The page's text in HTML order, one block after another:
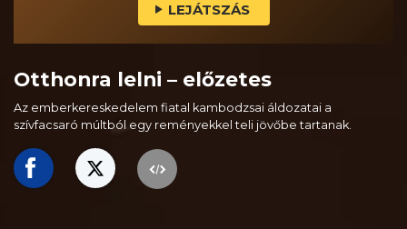
LEJÁTSZÁS
Otthonra lelni – előzetes
Az emberkereskedelem fiatal kambodzsai áldozatai a
szívfacsaró múltból egy reményekkel teli jövőbe tartanak.